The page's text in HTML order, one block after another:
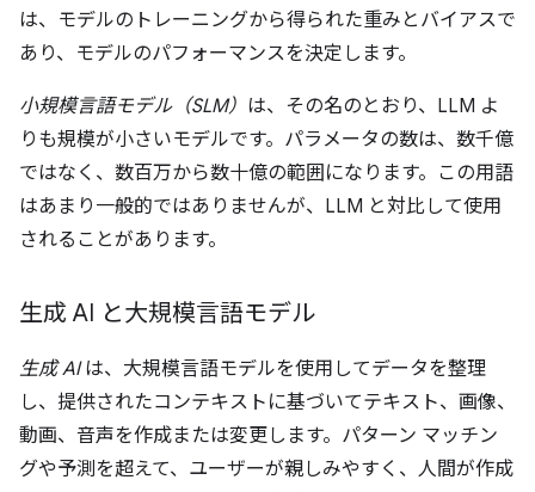
は、モデルのトレーニングから得られた重みとバイアスで
あり、モデルのパフォーマンスを決定します。
小規模言語モデル（SLM） は、その名のとおり、LLM よ
りも規模が小さいモデルです。パラメータの数は、数千億
ではなく、数百万から数十億の範囲になります。この用語
はあまり一般的ではありませんが、LLM と対比して使用
されることがあります。
生成 AI と大規模言語モデル
生成 AIは、大規模言語モデルを使用してデータを整理
し、提供されたコンテキストに基づいてテキスト、画像、
動画、音声を作成または変更します。パターン マッチン
グや予測を超えて、ユーザーが親しみやすく、人間が作成